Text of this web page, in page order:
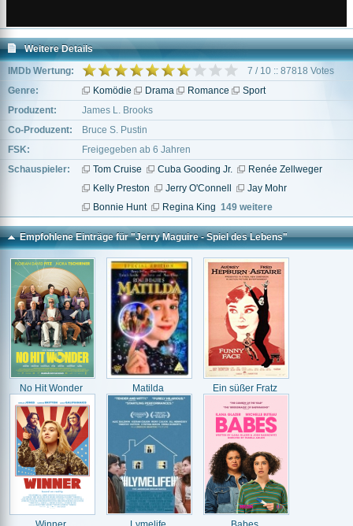
Weitere Details
IMDb Wertung:
7 / 10 :: 87818 Votes
Genre:
Komödie Drama Romance
Sport
Produzent:
James L. Brooks
Co-Produzent:
Bruce S. Pustin
FSK:
Freigegeben ab 6 Jahren
Schauspieler:
Tom Cruise Cuba Gooding Jr.
Renée Zellweger
Kelly Preston
Jerry O'Connell
Jay Mohr
Bonnie Hunt
Regina King 149 weitere
Empfohlene Einträge für "Jerry Maguire - Spiel des Lebens"
No Hit Wonder Matilda Ein süßer Fratz